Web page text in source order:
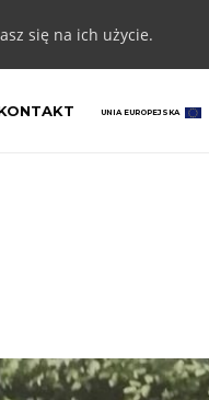
się na ich użycie.
UNIA EUROPEJSKA